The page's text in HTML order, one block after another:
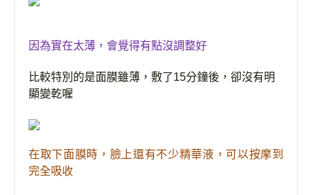
因為實在太薄 ， 會覺得有點沒調整好
比較特別的是面膜雖薄 ， 敷了15分鐘後，卻沒有明
顯變乾喔
在取下面膜時， 臉上還有不少精華液，可以按摩到
完全吸收